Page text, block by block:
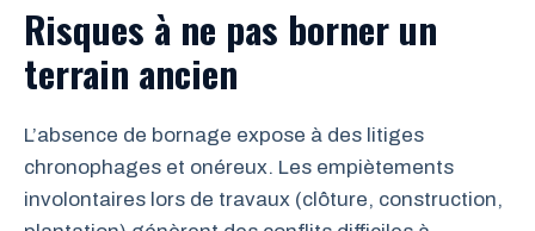
Risques à ne pas borner un
terrain ancien
L’absence de bornage expose à des litiges
chronophages et onéreux. Les empiètements
involontaires lors de travaux (clôture, construction,